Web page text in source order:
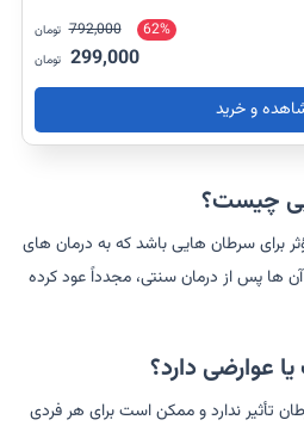
62%
792,000 تومان
299,000 تومان
و خرید
چیست؟
برای سرطان هایی باشد که به درمان های
آن ها پس از درمان سنتی، مجدداً عود کرده
عوارضی دارد؟
تأثیر ندارد و ممکن است برای هر فردی